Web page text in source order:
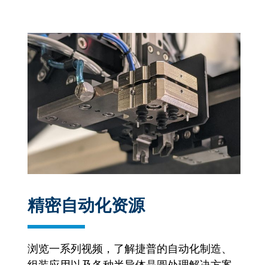
精密自动化资源
浏览一系列视频，了解捷普的自动化制造、
组装应用以及各种半导体晶圆处理解决方案
的实际应用。我们还提供产品资料，详细介
绍我们的自动化系统和平台，这些系统和平
台可执行晶圆处理、层压、工具自动化、电
路组装、高精度对准和灵活模块化组装。